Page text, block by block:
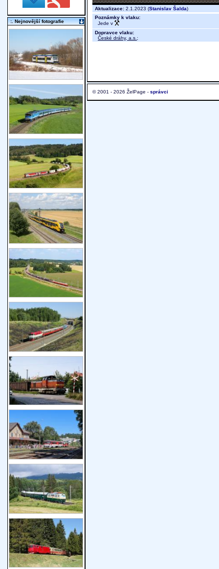
Aktualizace: 2.1.2023 (Stanislav Šalda)
Poznámky k vlaku:
Jede v
Dopravce vlaku:
České dráhy, a.s. ;
© 2001 - 2026 ŽelPage - správci
:. Nejnovější fotografie